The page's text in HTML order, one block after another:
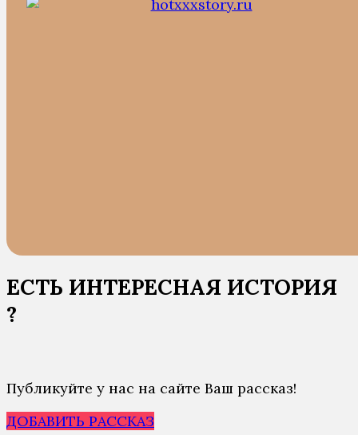
ЕСТЬ ИНТЕРЕСНАЯ ИСТОРИЯ
?
Публикуйте у нас на сайте Ваш рассказ!
ДОБАВИТЬ РАССКАЗ